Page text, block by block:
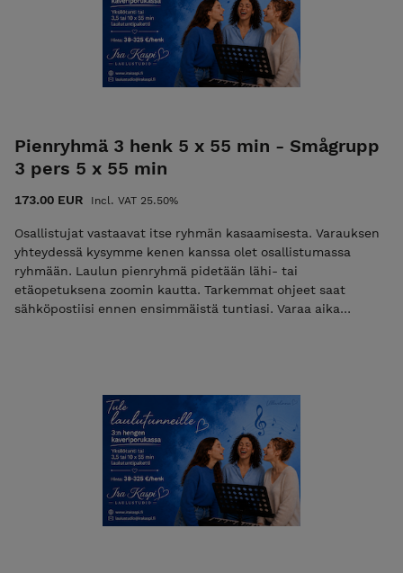
Pienryhmä 3 henk 5 x 55 min - Smågrupp
3 pers 5 x 55 min
173.00 EUR Incl. VAT 25.50%
Osallistujat vastaavat itse ryhmän kasaamisesta. Varauksen
yhteydessä kysymme kenen kanssa olet osallistumassa
ryhmään. Laulun pienryhmä pidetään lähi- tai
etäopetuksena zoomin kautta. Tarkemmat ohjeet saat
sähköpostiisi ennen ensimmäistä tuntiasi. Varaa aika
tunnin hinnasta. HUOM: Hinta on per henkilö - kukin
osallistuja hankkii tunnin itselleen!